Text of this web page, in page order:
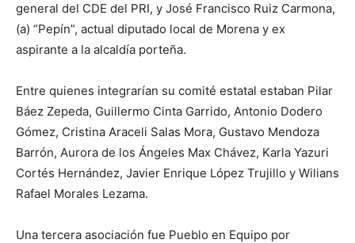
general del CDE del PRI, y José Francisco Ruiz Carmona,
(a) “Pepín”, actual diputado local de Morena y ex
aspirante a la alcaldía porteña.
Entre quienes integrarían su comité estatal estaban Pilar
Báez Zepeda, Guillermo Cinta Garrido, Antonio Dodero
Gómez, Cristina Araceli Salas Mora, Gustavo Mendoza
Barrón, Aurora de los Ángeles Max Chávez, Karla Yazuri
Cortés Hernández, Javier Enrique López Trujillo y Wilians
Rafael Morales Lezama.
Una tercera asociación fue Pueblo en Equipo por